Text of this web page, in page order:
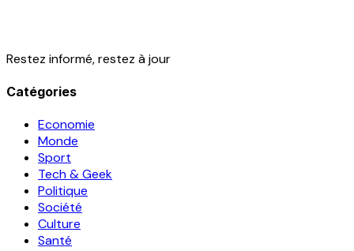
Restez informé, restez à jour
Catégories
Economie
Monde
Sport
Tech & Geek
Politique
Société
Culture
Santé